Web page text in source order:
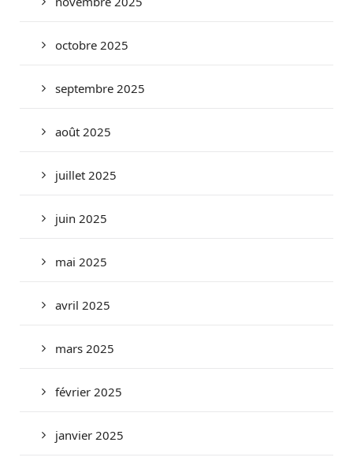
octobre 2025
septembre 2025
août 2025
juillet 2025
juin 2025
mai 2025
avril 2025
mars 2025
février 2025
janvier 2025